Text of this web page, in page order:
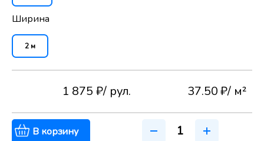
Ширина
2 м
1 875 ₽/ рул. 37.50 ₽/ м²
В корзину